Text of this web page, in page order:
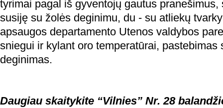
tyrimai pagal iš gyventojų gautus pranešimus,
susiję su žolės deginimu, du - su atliekų
apsaugos departamento Utenos valdybos
sniegui ir kylant oro temperatūrai, pastebimas
deginimas.
Daugiau skaitykite “Vilnies” Nr. 28